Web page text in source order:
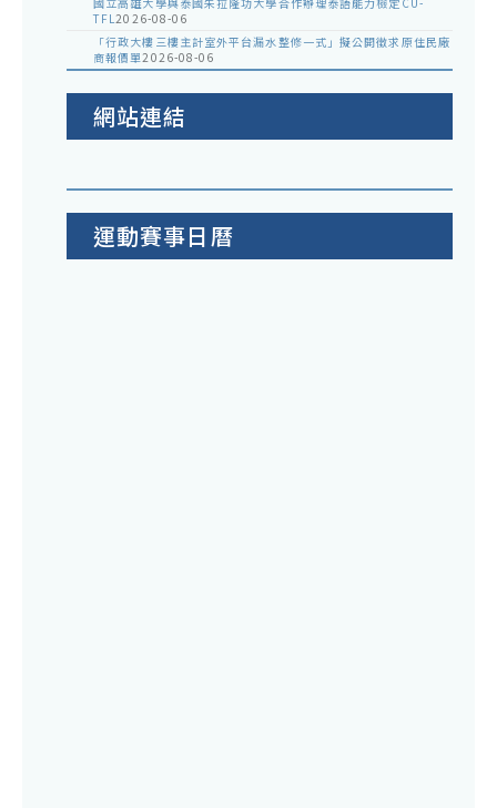
TFL2026-08-06
「行政大樓三樓主計室外平台漏水整修一式」擬公開徵求原住民廠
商報價單2026-08-06
網站連結
運動賽事日曆